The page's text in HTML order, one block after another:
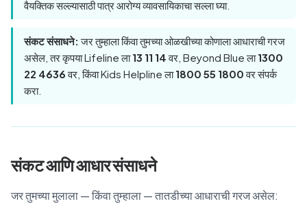
वैयक्तिक सल्ल्यासाठी पात्र आरोग्य व्यावसायिकाचा सल्ला घ्या.
संकट संसाधने: जर तुम्हाला किंवा तुमच्या ओळखीच्या कोणाला आधाराची गरज
असेल, तर कृपया Lifeline ला13 11 14वर, Beyond Blue ला1300
22 4636वर, किंवा Kids Helpline ला1800 55 1800वर संपर्क
करा.
संकट आणि आधार संसाधने
जर तुमच्या मुलाला — किंवा तुम्हाला — तातडीच्या आधाराची गरज असेल: